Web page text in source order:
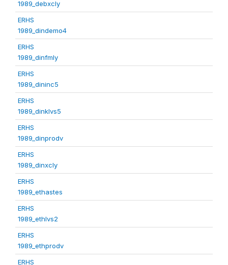
1989_debxcly
ERHS
1989_dindemo4
ERHS
1989_dinfmly
ERHS
1989_dininc5
ERHS
1989_dinklvs5
ERHS
1989_dinprodv
ERHS
1989_dinxcly
ERHS
1989_ethastes
ERHS
1989_ethlvs2
ERHS
1989_ethprodv
ERHS